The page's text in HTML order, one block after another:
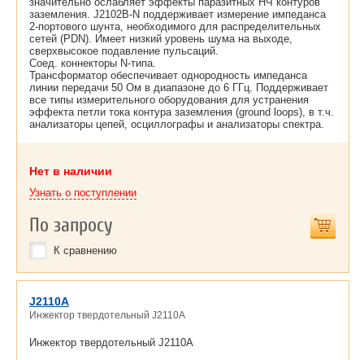
заземления. J2102B-N поддерживает измерение импеданса
2-портового шунта, необходимого для распределительных
сетей (PDN). Имеет низкий уровень шума на выходе,
сверхвысокое подавление пульсаций.
Соед. коннекторы N-типа.
Трансформатор обеспечивает однородность импеданса
линии передачи 50 Ом в диапазоне до 6 ГГц. Поддерживает
все типы измерительного оборудования для устранения
эффекта петли тока контура заземления (ground loops), в т.ч.
анализаторы цепей, осциллографы и анализаторы спектра.
Нет в наличии
Узнать о поступлении
По запросу
К сравнению
J2110A
Инжектор твердотельный J2110A
Инжектор твердотельный J2110A